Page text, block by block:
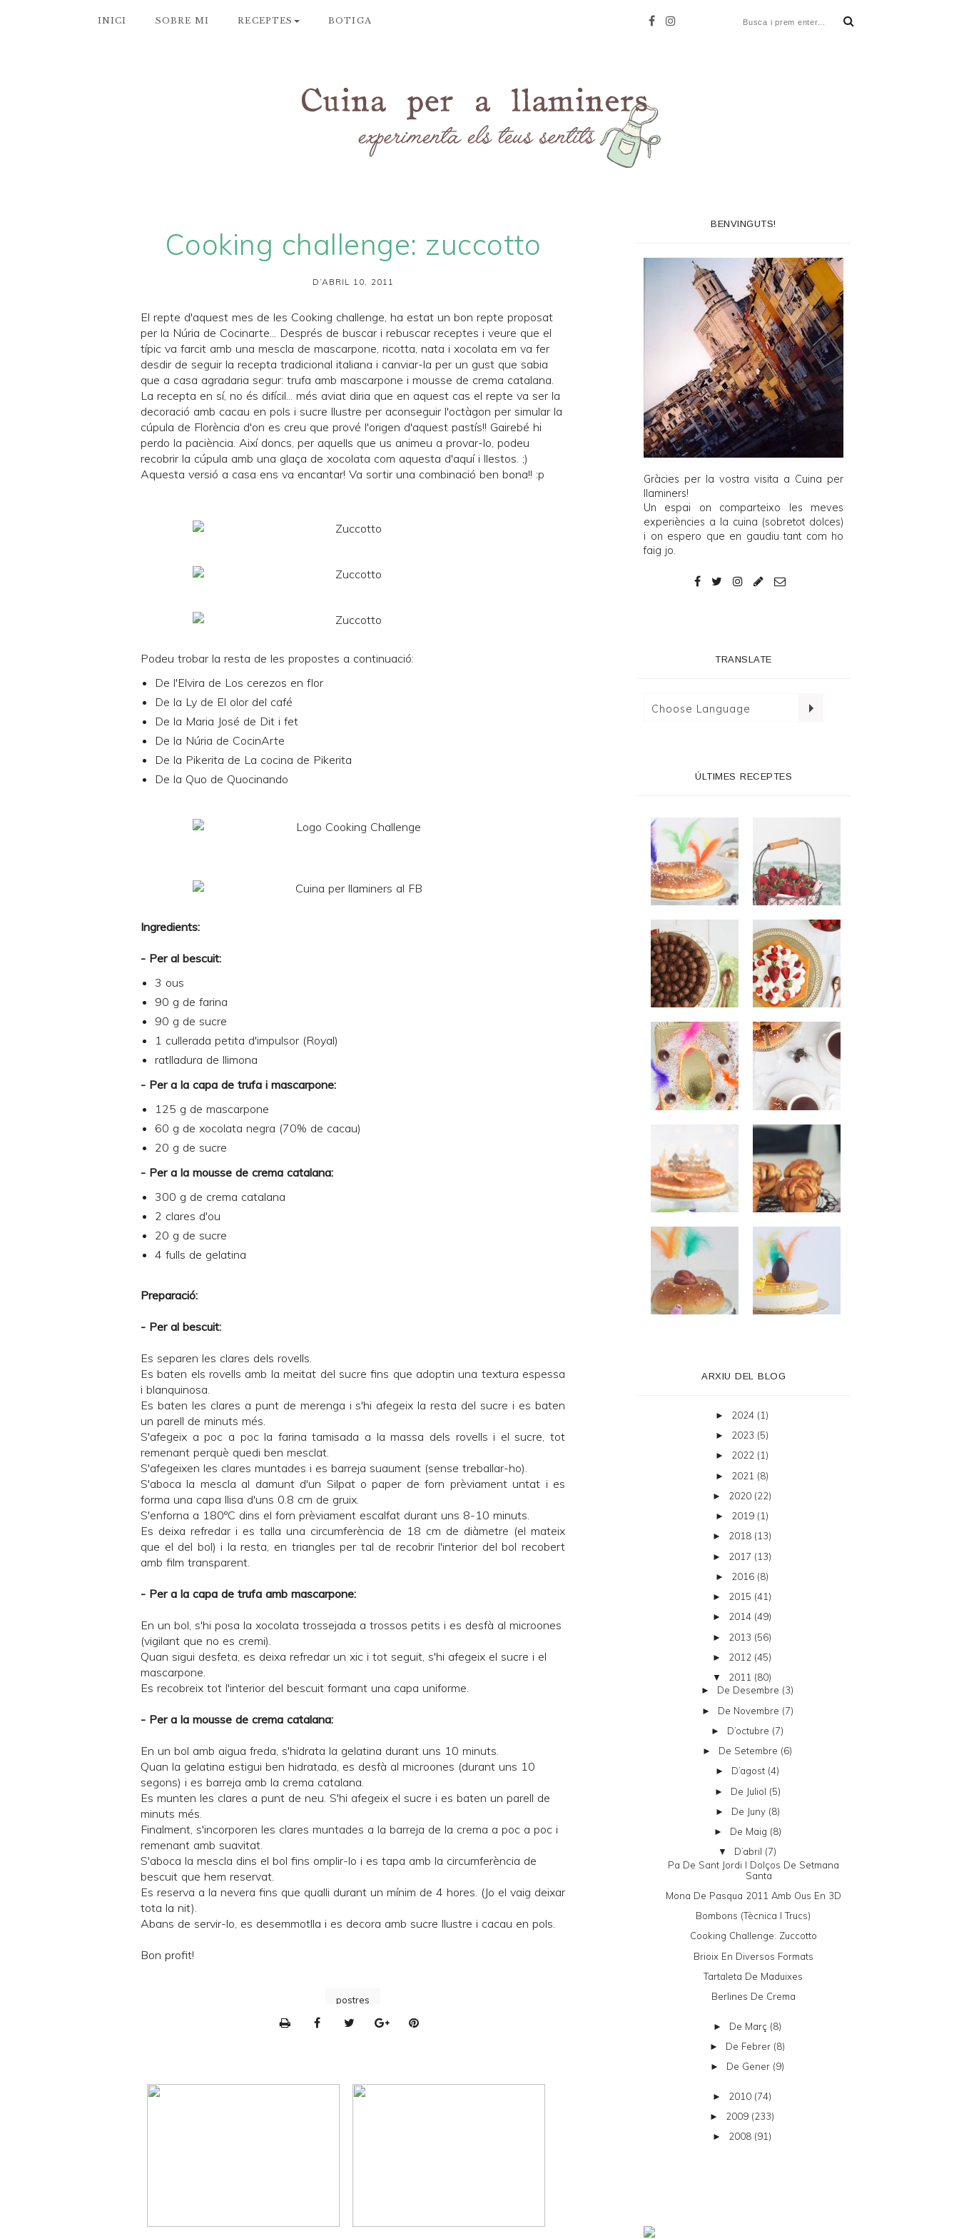
INICI SOBRE MI RECEPTES BOTIGA
Cooking challenge: zuccotto
D’ABRIL 10, 2011
El repte d'aquest mes de les Cooking challenge, ha estat un bon repte proposat
per la Núria de Cocinarte... Després de buscar i rebuscar receptes i veure que el
típic va farcit amb una mescla de mascarpone, ricotta, nata i xocolata em va fer
desdir de seguir la recepta tradicional italiana i canviar-la per un gust que sabia
que a casa agradaria segur: trufa amb mascarpone i mousse de crema catalana.
La recepta en sí, no és difícil... més aviat diria que en aquest cas el repte va ser la
decoració amb cacau en pols i sucre llustre per aconseguir l'octàgon per simular la
cúpula de Florència d'on es creu que prové l'origen d'aquest pastís!! Gairebé hi
perdo la paciència. Així doncs, per aquells que us animeu a provar-lo, podeu
recobrir la cúpula amb una glaça de xocolata com aquesta d'aquíi llestos. ;)
Aquesta versió a casa ens va encantar! Va sortir una combinació ben bona!! :p
Podeu trobar la resta de les propostes a continuació:
De l'Elvira de Los cerezos en flor
De la Ly de El olor del café
De la Maria José de Dit i fet
De la Núria de CocinArte
De la Pikerita de La cocina de Pikerita
De la Quo de Quocinando
Ingredients:
- Per al bescuit:
3 ous
90 g de farina
90 g de sucre
1 cullerada petita d'impulsor (Royal)
ratlladura de llimona
- Per a la capa de trufa i mascarpone:
125 g de mascarpone
60 g de xocolata negra (70% de cacau)
20 g de sucre
- Per a la mousse de crema catalana:
300 g de crema catalana
2 clares d'ou
20 g de sucre
4 fulls de gelatina
Preparació:
- Per al bescuit:
Es separen les clares dels rovells.
Es baten els rovells amb la meitat del sucre fins que adoptin una textura espessa
i blanquinosa.
Es baten les clares a punt de merenga i s'hi afegeix la resta del sucre i es baten
un parell de minuts més.
S'afegeix a poc a poc la farina tamisada a la massa dels rovells i el sucre, tot
remenant perquè quedi ben mesclat.
S'afegeixen les clares muntades i es barreja suaument (sense treballar-ho).
S'aboca la mescla al damunt d'un Silpato paper de forn prèviament untat i es
forma una capa llisa d'uns 0.8 cm de gruix.
S'enforna a 180ºC dins el forn prèviament escalfat durant uns 8-10 minuts.
Es deixa refredar i es talla una circumferència de 18 cm de diàmetre (el mateix
que el del bol) i la resta, en triangles per tal de recobrir l'interior del bol recobert
amb film transparent.
- Per a la capa de trufa amb mascarpone:
En un bol, s'hi posa la xocolata trossejada a trossos petits i es desfà al microones
(vigilant que no es cremi).
Quan sigui desfeta, es deixa refredar un xic i tot seguit, s'hi afegeix el sucre i el
mascarpone.
Es recobreix tot l'interior del bescuit formant una capa uniforme.
- Per a la mousse de crema catalana:
En un bol amb aigua freda, s'hidrata la gelatina durant uns 10 minuts.
Quan la gelatina estigui ben hidratada, es desfà al microones (durant uns 10
segons) i es barreja amb la crema catalana.
Es munten les clares a punt de neu. S'hi afegeix el sucre i es baten un parell de
minuts més.
Finalment, s'incorporen les clares muntades a la barreja de la crema a poc a poc i
remenant amb suavitat.
S'aboca la mescla dins el bol fins omplir-lo i es tapa amb la circumferència de
bescuit que hem reservat.
Es reserva a la nevera fins que qualli durant un mínim de 4 hores. (Jo el vaig deixar
tota la nit).
Abans de servir-lo, es desemmotlla i es decora amb sucre llustre i cacau en pols.
Bon profit!
postres
n
BENVINGUTS!
Gràcies per la vostra visita a Cuina per
llaminers!
Un espai on comparteixo les meves
experiències a la cuina (sobretot dolces)
i on espero que en gaudiu tant com ho
faig jo.
TRANSLATE
ÚLTIMES RECEPTES
ARXIU DEL BLOG
► 2024 (1)
► 2023 (5)
► 2022 (1)
► 2021 (8)
► 2020 (22)
► 2019 (1)
► 2018 (13)
► 2017 (13)
► 2016 (8)
► 2015 (41)
► 2014 (49)
► 2013 (56)
► 2012 (45)
▼ 2011 (80)
► De Desembre (3)
► De Novembre (7)
► D’octubre (7)
► De Setembre (6)
► D’agost (4)
► De Juliol (5)
► De Juny (8)
► De Maig (8)
▼ D’abril (7)
Pa De Sant Jordi I Dolços De Setmana
Santa
Mona De Pasqua 2011 Amb Ous En 3D
Bombons (tècnica I Trucs)
Cooking Challenge: Zuccotto
Brioix En Diversos Formats
Tartaleta De Maduixes
Berlines De Crema
► De Març (8)
► De Febrer (8)
► De Gener (9)
► 2010 (74)
► 2009 (233)
► 2008 (91)